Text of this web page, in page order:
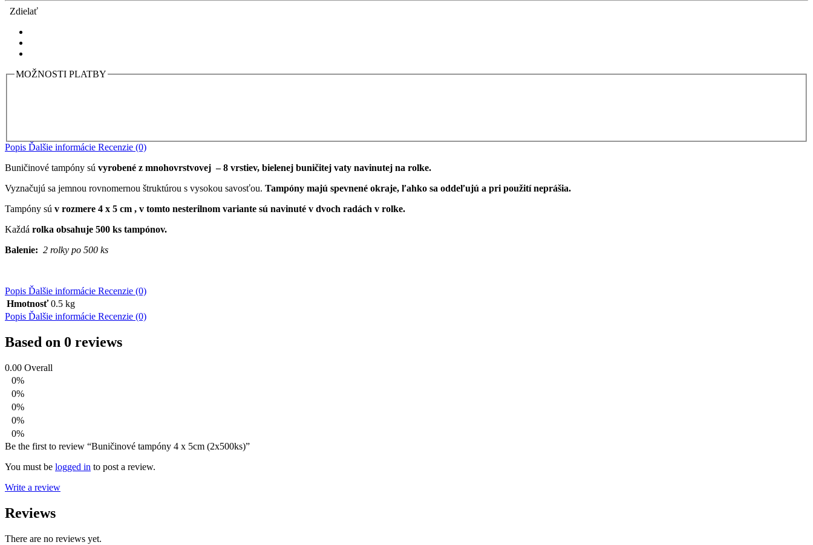
Zdielať
MOŽNOSTI PLATBY
Popis Ďalšie informácie Recenzie (0)
Buničinové tampóny sú vyrobené z mnohovrstvovej – 8 vrstiev, bielenej buničitej vaty navinutej na rolke.
Vyznačujú sa jemnou rovnomernou štruktúrou s vysokou savosťou. Tampóny majú spevnené okraje, ľahko sa oddeľujú a pri použití neprášia.
Tampóny sú v rozmere 4 x 5 cm , v tomto nesterilnom variante sú navinuté v dvoch radách v rolke.
Každá rolka obsahuje 500 ks tampónov.
Balenie: 2 rolky po 500 ks
Popis Ďalšie informácie Recenzie (0)
Hmotnosť 0.5 kg
Popis Ďalšie informácie Recenzie (0)
Based on 0 reviews
0.00 Overall
0%
0%
0%
0%
0%
Be the first to review “Buničinové tampóny 4 x 5cm (2x500ks)”
You must be logged in to post a review.
Write a review
Reviews
There are no reviews yet.